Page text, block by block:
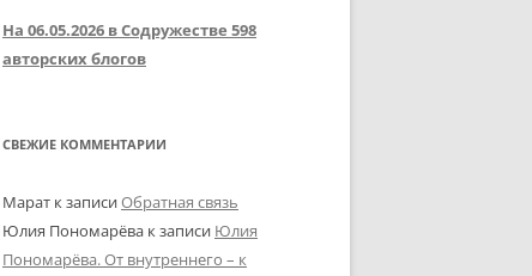
На 06.05.2026 в Содружестве 598
авторских блогов
СВЕЖИЕ КОММЕНТАРИИ
Марат к записиОбратная связь
Юлия Пономарёва к записи Юлия
Пономарёва. От внутреннего – к